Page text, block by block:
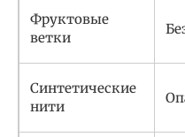
Фруктовые
ветки
Синтетические
нити